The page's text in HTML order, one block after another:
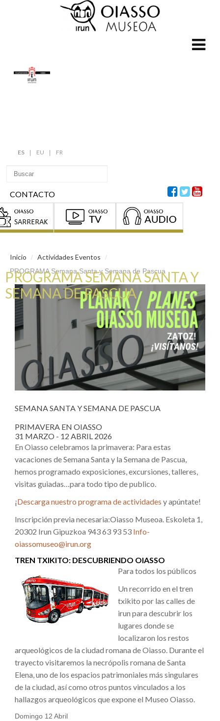
ES EU FR
CONTACTO
Inicio / Actividades Eventos
/
PROGRAMA Semana Santa y Semana de Pascua
PROGRAMA SEMANA SANTA Y
SEMANA DE PASCUA
SEMANA SANTA Y SEMANA DE PASCUA
PRIMAVERA EN OIASSO
31 MARZO - 12 ABRIL 2026
En Oiasso celebramos la primavera: Para estas
vacaciones de Semana Santa y la Semana de Pascua,
hemos programado exposiciones, excursiones, talleres,
visitas guiadas…para todo tipo de publico.
¡Descarga nuestro programa de actividades y apúntate!
Inscripción previa necesaria:Oiasso Museoa. Eskoleta 1,
20302 Irun Gipuzkoa 943 63 93 53 Info-
oiassomuseo@irun.org
TREN TXIKITO: DESCUBRIENDO OIASSO
Para todos los públicos
Un recorrido en el tren
txikito por las calles de
irun para descubrir los
lugares donde se
localizaron los restos
arqueológicos de la ciudad romana de Oiasso. Durante el
trayecto visitaremos la necrópolis romana de Santa
Elena, uno de los espacios patrimoniales más singulares
de la ciudad, así como otros puntos vinculados a los
hallazgos arqueológicos que expone el Museo Oiasso.
Domingo 12 Abril